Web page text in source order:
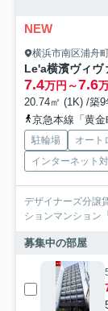
NEW
横浜市南区浦舟
Le'a横濱ヴィヴ
7.4万円～7.6
20.74㎡ (1K) /築
京急本線「黄
駐輪場 オート
インターネット
デザイナーズ分譲
ションマンション
募集中の部屋